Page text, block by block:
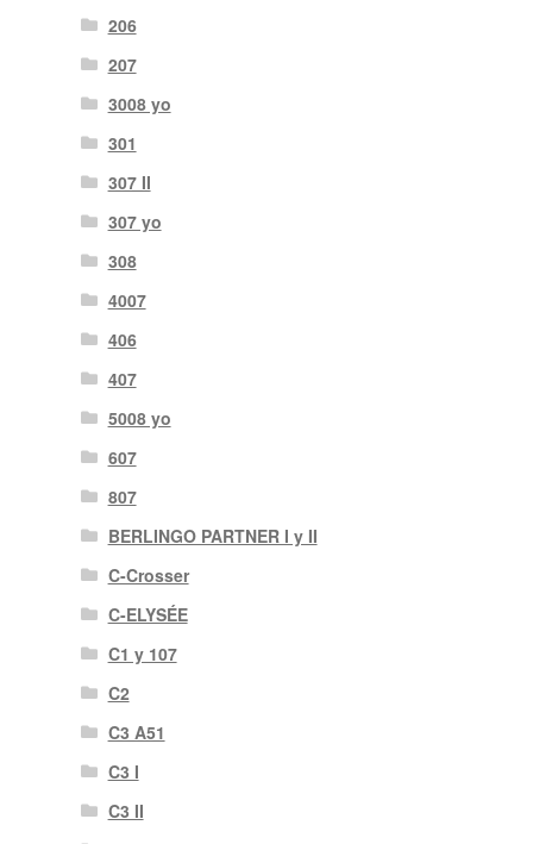
206
207
3008 yo
301
307 II
307 yo
308
4007
406
407
5008 yo
607
807
BERLINGO PARTNER I y II
C-Crosser
C-ELYSÉE
C1 y 107
C2
C3 A51
C3 I
C3 II